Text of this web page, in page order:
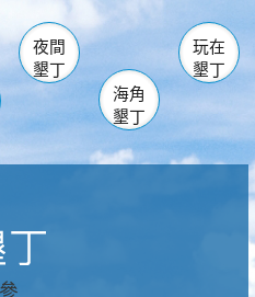
南仁湖
佳樂水
森林遊樂區
墾管處遊客中心
社頂公園 風吹沙
船帆石 龍磐公園
香蕉灣
砂島
鵝鑾鼻
夜間
墾丁
海角
墾丁
玩在
墾丁